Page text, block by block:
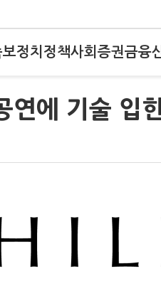
보정치 정책사회 증권금융
에 기술 입